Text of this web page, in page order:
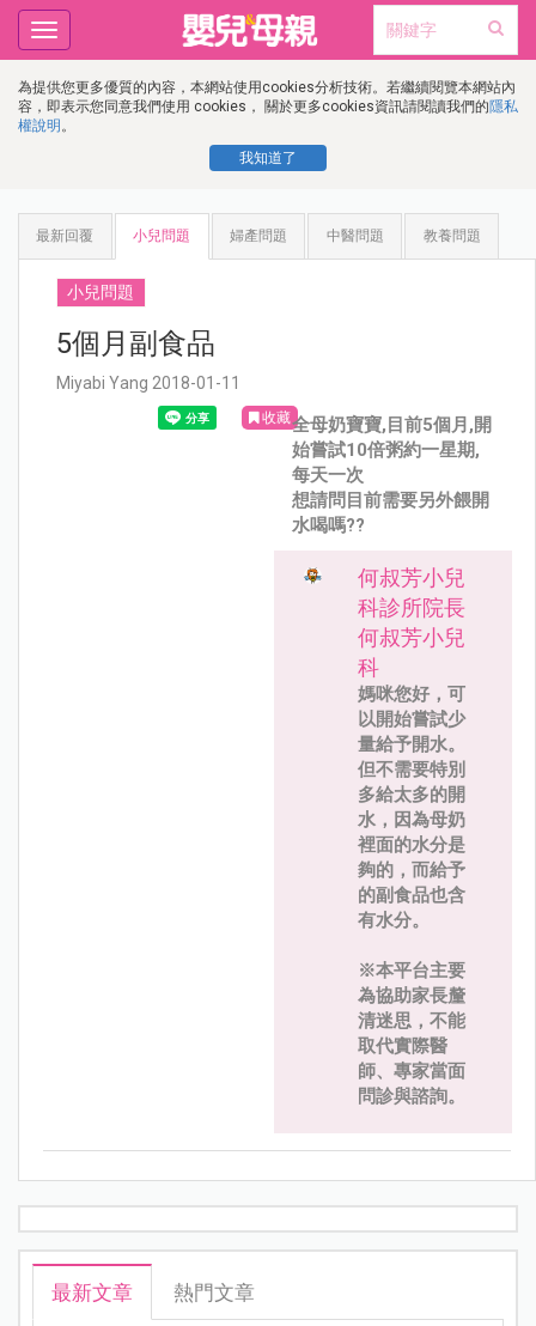
為提供您更多優質的內容，本網站使用cookies分析技術。若繼續閱覽本網站內
容，即表示您同意我們使用 cookies， 關於更多cookies資訊請閱讀我們的隱私
權說明 。
我知道了
Toggle
navigation
最新回覆 小兒問題 婦產問題 中醫問題 教養問題
小兒問題
5個月副食品
Miyabi Yang 2018-01-11
收藏全母奶寶寶,目前5個月,開
始嘗試10倍粥約一星期,
每天一次
想請問目前需要另外餵開
水喝嗎??
何叔芳小兒
科診所院長
何叔芳小兒
科
媽咪您好，可
以開始嘗試少
量給予開水。
但不需要特別
多給太多的開
水，因為母奶
裡面的水分是
夠的，而給予
的副食品也含
有水分。
※本平台主要
為協助家長釐
清迷思，不能
取代實際醫
師、專家當面
問診與諮詢。
最新文章 熱門文章